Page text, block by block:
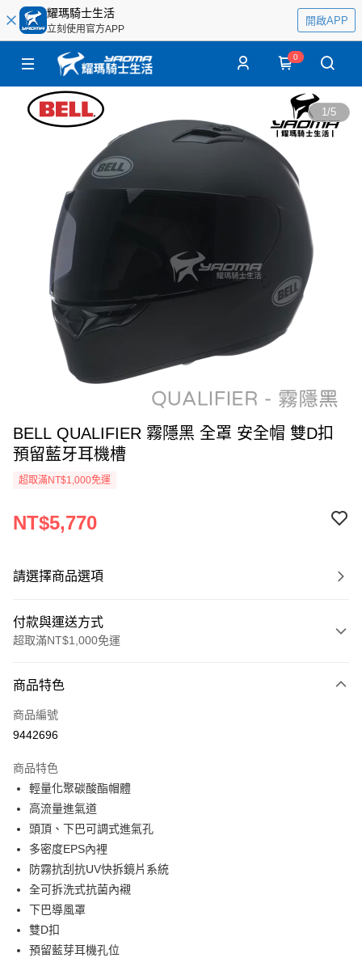
耀瑪騎士生活
立刻使用官方APP
開啟APP
0
1/5
BELL QUALIFIER 霧隱黑 全罩 安全帽 雙D扣
預留藍牙耳機槽
超取滿NT$1,000免運
NT$5,770
請選擇商品選項
付款與運送方式
超取滿NT$1,000免運
信用卡一次付款
超商取貨付款
ATM付款
運送方式
全家取貨付款(安全帽一頂以上請選宅配)
每筆NT$60，滿NT$1,000(含以上)免運費
7-11取貨付款(安全帽一頂以上請選宅配)
每筆NT$60，滿NT$1,000(含以上)免運費
宅配
商品特色
商品編號
9442696
商品特色
輕量化聚碳酸酯帽體
高流量進氣道
頭頂、下巴可調式進氣孔
多密度EPS內裡
防霧抗刮抗UV快拆鏡片系統
全可拆洗式抗菌內襯
下巴導風罩
雙D扣
預留藍芽耳機孔位